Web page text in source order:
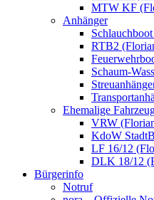
MTW KF
Anhänger
RTB2
Schaum-
Ehemalige
VRW
KdoW
LF 16/12
DLK 18/12
Bürgerinfo
Notruf